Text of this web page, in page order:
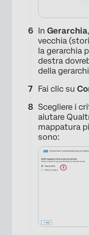
In Gerarchia
vecchia
la gerarchia
destra
della
Fai clic su
Scegliere i
aiutare
mappatura
sono: